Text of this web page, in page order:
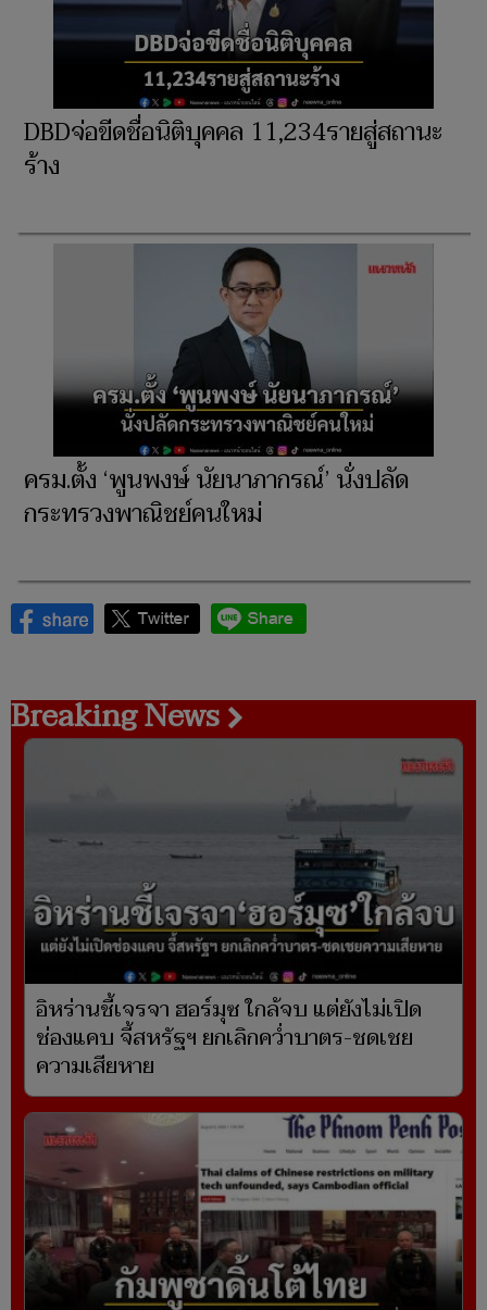
DBDจ่อขีดชื่อนิติบุคคล 11,234รายสู่สถานะ
ร้าง
ครม.ตั้ง ‘พูนพงษ์ นัยนาภากรณ์’ นั่งปลัด
กระทรวงพาณิชย์คนใหม่
Breaking News
อิหร่านชี้เจรจา ฮอร์มุซ ใกล้จบ แต่ยังไม่เปิด
ช่องแคบ จี้สหรัฐฯ ยกเลิกคว่ำบาตร-ชดเชย
ความเสียหาย